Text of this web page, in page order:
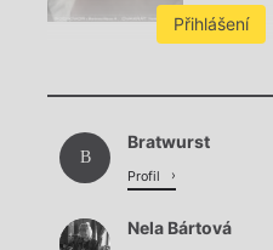
Přihlášení
B
Bratwurst
Profil
Nela Bártová